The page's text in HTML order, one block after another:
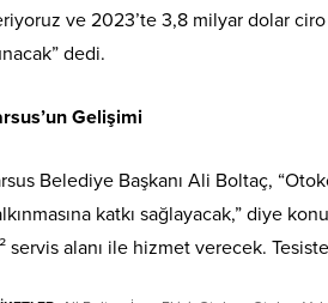
ve 2023’te 3,8 milyar dolar ciro
dedi.
Gelişimi
Belediye Başkanı Ali Boltaç,
katkı sağlayacak,” diye
servis alanı ile hizmet verecek.